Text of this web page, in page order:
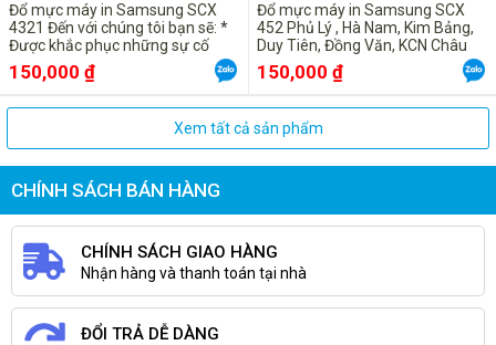
Đổ mực máy in Samsung SCX
4321 Đến với chúng tôi bạn sẽ: *
Được khắc phục những sự cố
một cách nhanh nhất. * Được tư
vấn hỗ trợ miễn phí 24/24 qua số
150,000 ₫
Đổ mực máy in Samsung SCX
452 Phủ Lý , Hà Nam, Kim Bảng,
Duy Tiên, Đồng Văn, KCN Châu
Sơn, Bình Lục , Lý Nhân
150,000 ₫
Xem tất cả sản phẩm
CHÍNH SÁCH BÁN HÀNG
CHÍNH SÁCH GIAO HÀNG
Nhận hàng và thanh toán tại nhà
ĐỔI TRẢ DỄ DÀNG